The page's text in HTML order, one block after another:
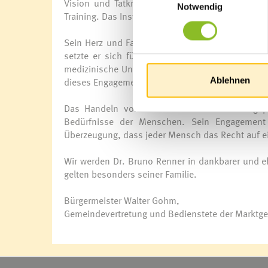
Notwendig
Ablehnen
Vision und Tatkraft eröffnete er 1986 mit dem
Training. Das Institut vereint bis heute eine
Sein Herz und Fachwissen wirkten weit über die
setzte er sich für die Gesundheitsversorgung
medizinische Untersuchungen konzentrierten
dieses Engagement erhielt Bruno Renner 2014
Das Handeln von Bruno Renner war stets
Bedürfnisse der Menschen. Sein
Überzeugung, dass jeder Mensch das Recht auf
Wir werden Dr. Bruno Renner in dankbarer und
gelten besonders seiner Familie.
Bürgermeister Walter Gohm,
Gemeindevertretung und Bedienstete der